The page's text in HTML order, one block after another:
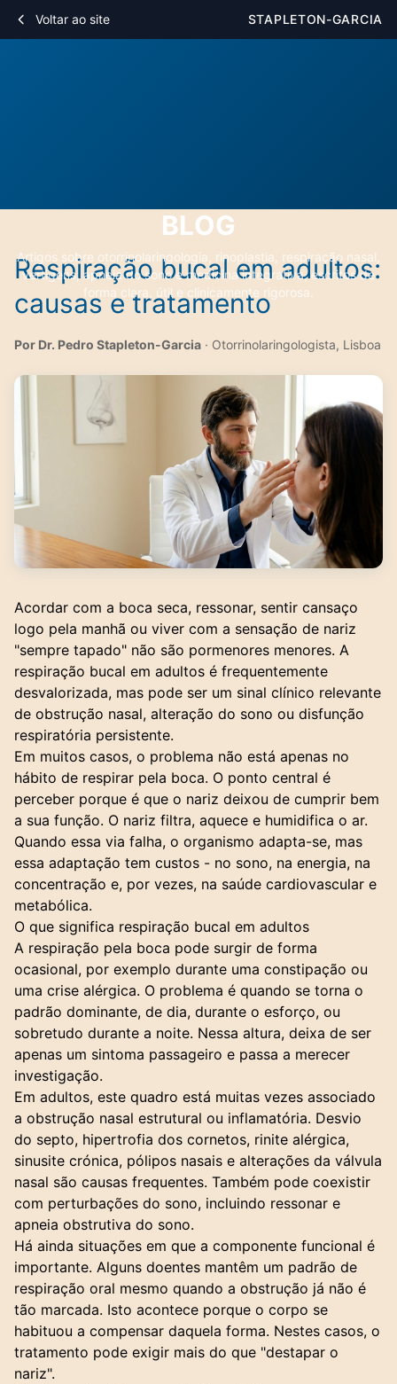
Voltar ao site STAPLETON-GARCIA
BLOG
Artigos sobre otorrinolaringologia, rinoplastia, respiração nasal,
vertigens, apneia do sono e medicina integrativa, escritos de
forma clara, útil e clinicamente rigorosa.
Respiração bucal em adultos:
causas e tratamento
Por Dr. Pedro Stapleton-Garcia · Otorrinolaringologista, Lisboa
Acordar com a boca seca, ressonar, sentir cansaço
logo pela manhã ou viver com a sensação de nariz
"sempre tapado" não são pormenores menores. A
respiração bucal em adultos é frequentemente
desvalorizada, mas pode ser um sinal clínico relevante
de obstrução nasal, alteração do sono ou disfunção
respiratória persistente.
Em muitos casos, o problema não está apenas no
hábito de respirar pela boca. O ponto central é
perceber porque é que o nariz deixou de cumprir bem
a sua função. O nariz filtra, aquece e humidifica o ar.
Quando essa via falha, o organismo adapta-se, mas
essa adaptação tem custos - no sono, na energia, na
concentração e, por vezes, na saúde cardiovascular e
metabólica.
O que significa respiração bucal em adultos
A respiração pela boca pode surgir de forma
ocasional, por exemplo durante uma constipação ou
uma crise alérgica. O problema é quando se torna o
padrão dominante, de dia, durante o esforço, ou
sobretudo durante a noite. Nessa altura, deixa de ser
apenas um sintoma passageiro e passa a merecer
investigação.
Em adultos, este quadro está muitas vezes associado
a obstrução nasal estrutural ou inflamatória. Desvio
do septo, hipertrofia dos cornetos, rinite alérgica,
sinusite crónica, pólipos nasais e alterações da válvula
nasal são causas frequentes. Também pode coexistir
com perturbações do sono, incluindo ressonar e
apneia obstrutiva do sono.
Há ainda situações em que a componente funcional é
importante. Alguns doentes mantêm um padrão de
respiração oral mesmo quando a obstrução já não é
tão marcada. Isto acontece porque o corpo se
habituou a compensar daquela forma. Nestes casos, o
tratamento pode exigir mais do que "destapar o
nariz".